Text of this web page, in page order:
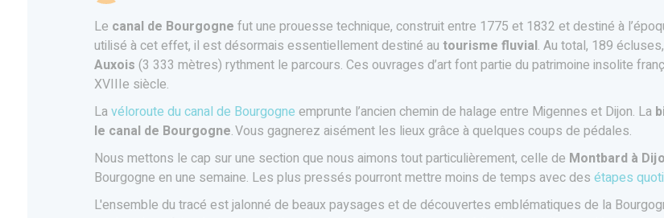
Le canal de Bourgogne fut une prouesse technique, construit entre 1775 et 1832 et destiné à
utilisé à cet effet, il est désormais essentiellement destiné au tourisme fluvial. Au total, 189
Auxois (3 333 mètres) rythment le parcours. Ces ouvrages d’art font partie du patrimoine insolite
XVIIIe siècle.
Lavéloroute du canal de Bourgogne emprunte l’ancien chemin de halage entre Migennes et Dijon. La
le canal de Bourgogne. Vous gagnerez aisément les lieux grâce à quelques coups de pédales.
Nous mettons le cap sur une section que nous aimons tout particulièrement, celle de Montbard à
Bourgogne en une semaine. Les plus pressés pourront mettre moins de temps avec des étapes
L'ensemble du tracé est jalonné de beaux paysages et de découvertes emblématiques de la